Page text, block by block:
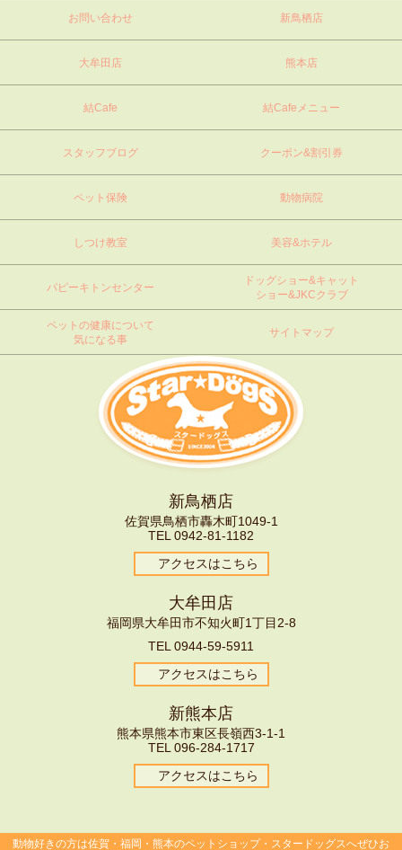
お問い合わせ 新鳥栖店
大牟田店 熊本店
結Cafe 結Cafeメニュー
スタッフブログ クーポン&割引券
ペット保険 動物病院
しつけ教室 美容&ホテル
パピーキトンセンター
ドッグショー&キャット
ショー&JKCクラブ
ペットの健康について
気になる事
サイトマップ
新鳥栖店
佐賀県鳥栖市轟木町1049-1
TEL 0942-81-1182
アクセスはこちら
大牟田店
福岡県大牟田市不知火町1丁目2-8
TEL 0944-59-5911
アクセスはこちら
新熊本店
熊本県熊本市東区長嶺西3-1-1
TEL 096-284-1717
アクセスはこちら
動物好きの方は佐賀・福岡・熊本のペットショップ・スタードッグスへぜひお